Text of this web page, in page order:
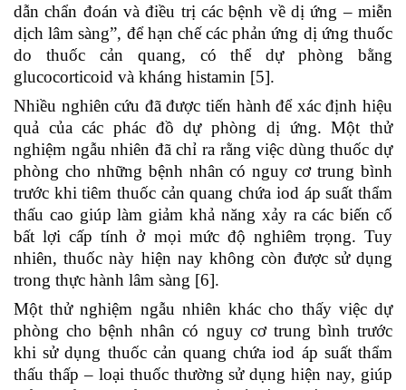
dẫn chẩn đoán và điều trị các bệnh về dị ứng – miễn
dịch lâm sàng”, để hạn chế các phản ứng dị ứng thuốc
do thuốc cản quang, có thể dự phòng bằng
glucocorticoid và kháng histamin [5].
Nhiều nghiên cứu đã được tiến hành để xác định hiệu
quả của các phác đồ dự phòng dị ứng. Một thử
nghiệm ngẫu nhiên đã chỉ ra rằng việc dùng thuốc dự
phòng cho những bệnh nhân có nguy cơ trung bình
trước khi tiêm thuốc cản quang chứa iod áp suất thẩm
thấu cao giúp làm giảm khả năng xảy ra các biến cố
bất lợi cấp tính ở mọi mức độ nghiêm trọng. Tuy
nhiên, thuốc này hiện nay không còn được sử dụng
trong thực hành lâm sàng [6].
Một thử nghiệm ngẫu nhiên khác cho thấy việc dự
phòng cho bệnh nhân có nguy cơ trung bình trước
khi sử dụng thuốc cản quang chứa iod áp suất thẩm
thấu thấp – loại thuốc thường sử dụng hiện nay, giúp